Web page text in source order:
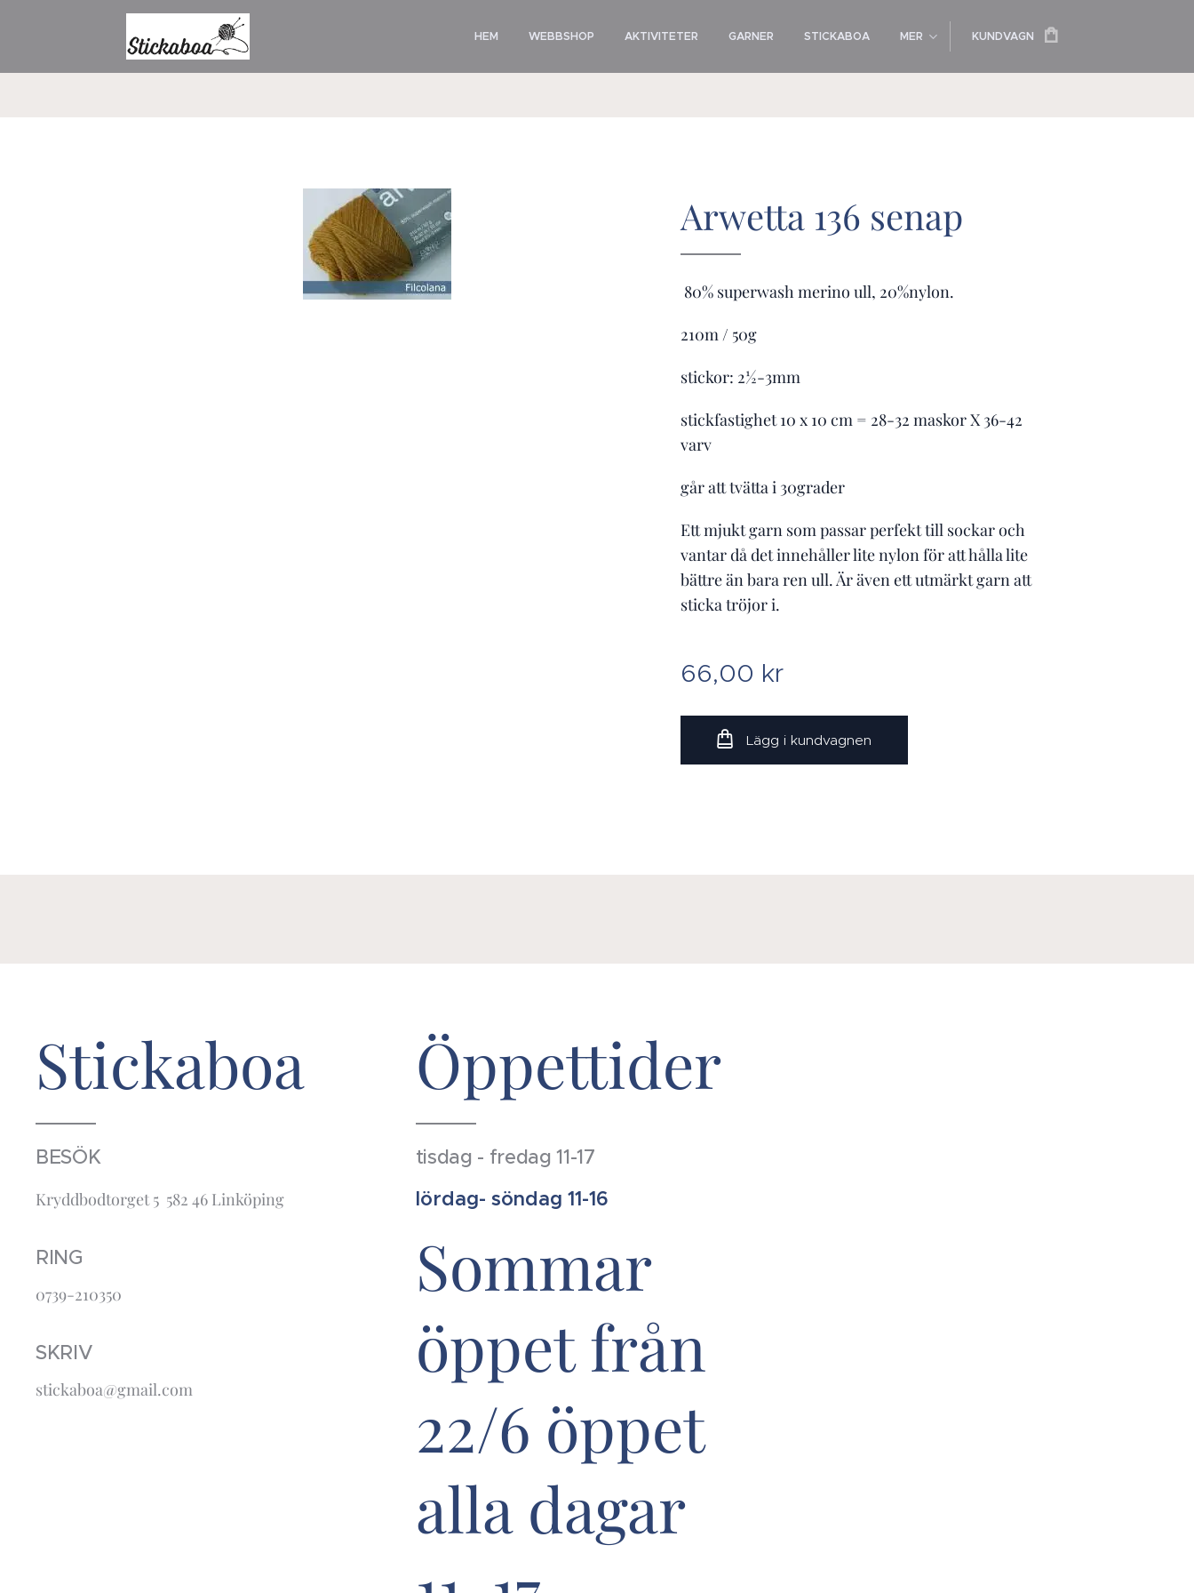
HEM WEBBSHOP AKTIVITETER GARNER STICKABOA MER KUNDVAGN
Arwetta 136 senap
80% superwash merino ull, 20%nylon.
210m / 50g
stickor: 2½-3mm
stickfastighet 10 x 10 cm = 28-32 maskor X 36-42
varv
går att tvätta i 30grader
Ett mjukt garn som passar perfekt till sockar och
vantar då det innehåller lite nylon för att hålla lite
bättre än bara ren ull. Är även ett utmärkt garn att
sticka tröjor i.
66,00 kr
Lägg i kundvagnen
Stickaboa
BESÖK
Kryddbodtorget 5 582 46 Linköping
RING
0739-210350
SKRIV
stickaboa@gmail.com
Öppettider
tisdag - fredag 11-17
lördag- söndag 11-16
Sommar
öppet från
22/6 öppet
alla dagar